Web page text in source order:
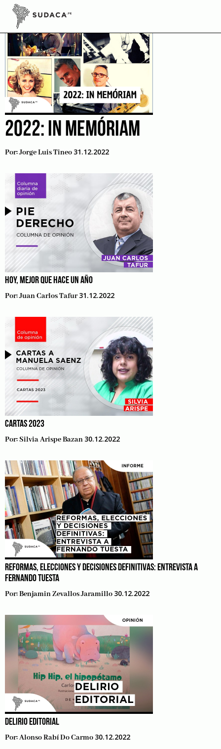
Skip
content
2022: IN MEMÓRIAM
Por:Jorge Luis Tineo 31.12.2022
HOY, MEJOR QUE HACE UN AÑO
Por:Juan Carlos Tafur 31.12.2022
CARTAS 2023
Por:Silvia Arispe Bazan 30.12.2022
REFORMAS, ELECCIONES Y DECISIONES DEFINITIVAS: ENTREVISTA A
FERNANDO TUESTA
Por:Benjamin Zevallos Jaramillo 30.12.2022
DELIRIO EDITORIAL
Por:Alonso Rabí Do Carmo 30.12.2022